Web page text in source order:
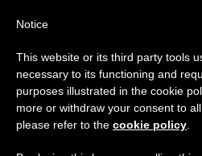
قداس لراحة نفوس
المتوفين خلال
Notice
This website or its third party tools
necessary to its functioning and
purposes illustrated in the cookie
more or withdraw your consent to
please refer to the cookie policy